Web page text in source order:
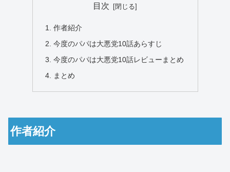
目次
作者紹介
今度のパパは大悪党10話あらすじ
今度のパパは大悪党10話レビューまとめ
まとめ
作者紹介